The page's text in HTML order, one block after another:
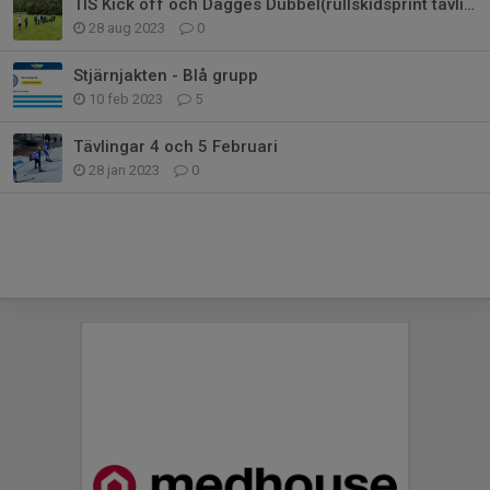
TIS Kick off och Dagges Dubbel(rullskidsprint tävling)
28 aug 2023 0
Stjärnjakten - Blå grupp
10 feb 2023 5
Tävlingar 4 och 5 Februari
28 jan 2023 0